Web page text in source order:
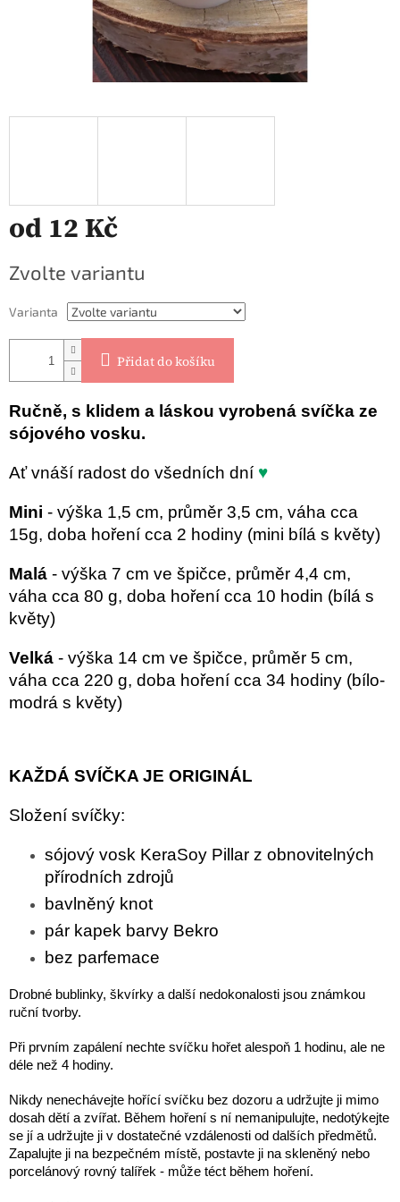
od 12 Kč
cena:
Zvolte variantu
Varianta
Přidat do košíku
Ručně, s klidem a láskou vyrobená svíčka ze
sójového vosku.
Ať vnáší radost do všedních dní ♥
Mini - výška 1,5 cm, průměr 3,5 cm, váha cca
15g, doba hoření cca 2 hodiny (mini bílá s květy)
Malá - výška 7 cm ve špičce, průměr 4,4 cm,
váha cca 80 g, doba hoření cca 10 hodin (bílá s
květy)
Velká - výška 14 cm ve špičce, průměr 5 cm,
váha cca 220 g, doba hoření cca 34 hodiny (bílo-
modrá s květy)
KAŽDÁ SVÍČKA JE ORIGINÁL
Složení svíčky:
sójový vosk KeraSoy Pillar z obnovitelných
přírodních zdrojů
bavlněný knot
pár kapek barvy Bekro
bez parfemace
Drobné bublinky, škvírky a další nedokonalosti jsou známkou
ruční tvorby.
Při prvním zapálení nechte svíčku hořet alespoň 1 hodinu, ale ne
déle než 4 hodiny.
Nikdy nenechávejte hořící svíčku bez dozoru a udržujte ji mimo
dosah dětí a zvířat. Během hoření s ní nemanipulujte, nedotýkejte
se jí a udržujte ji v dostatečné vzdálenosti od dalších předmětů.
Zapalujte ji na bezpečném místě, postavte ji na skleněný nebo
porcelánový rovný talířek - může téct během hoření.